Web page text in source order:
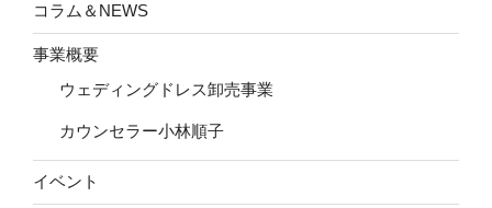
コラム＆NEWS
事業概要
ウェディングドレス卸売事業
カウンセラー小林順子
イベント